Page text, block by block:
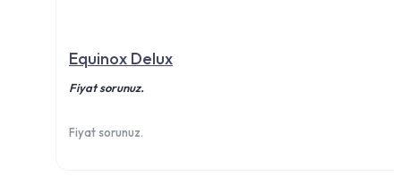
Equinox Delux
Fiyat sorunuz.
Fiyat sorunuz.